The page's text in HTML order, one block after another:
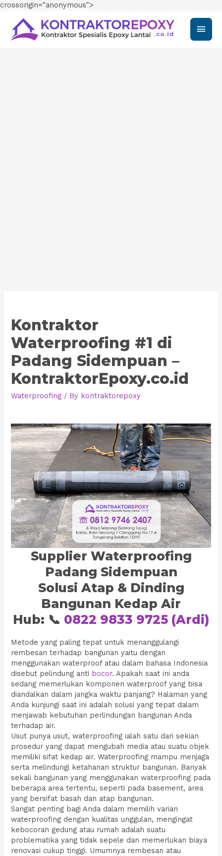
crossorigin="anonymous">
Main
Kontraktor
Waterproofing #1 di
Padang Sidempuan –
KontraktorEpoxy.co.id
Waterproofing / By kontraktorepoxy
Supplier Waterproofing
Padang Sidempuan
Solusi Atap & Dinding
Bangunan Kedap Air
Hub: 📞 0822 9833 9725 (Ardi)
Metode yang paling tepat untuk menanggulangi
rembesan terhadap bangunan yaitu dengan
menggunakan waterproof atau dalam bahasa Indonesia
disebut pelindung anti bocor. Apakah saat ini anda
sedang memerlukan komponen waterproof yang bisa
diandalkan dalam jangka waktu panjang? Halaman yang
Anda kunjungi saat ini adalah solusi yang tepat dalam
menjawab kebutuhan perlindungan bangunan Anda
terhadap air.
Usut punya usut, waterproofing ialah satu dari sekian
prosedur yang dapat mengubah media atau suatu objek
memiliki sifat kedap air. Waterproofing mampu menjaga
serta melindungi ketahanan struktur bangunan. Banyak
sekali bangunan yang menggunakan waterproofing pada
beberapa area tertentu, seperti pada basement, area
yang bersifat basah dan atap bangunan.
Sangat penting bagi Anda dalam memilih varian
waterproofing dengan kualitas unggulan, mengingat
kebocoran gedung atau rumah adalah suatu
problematika yang tidak sepele dan memerlukan biaya
renovasi cukup tinggi. Umumnya rembesan atau